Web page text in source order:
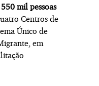
550 mil pessoas
Centros de
Único de
em